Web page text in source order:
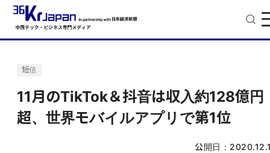
短信
11月のTikTok＆抖音は収入約128億円
超、世界モバイルアプリで第1位
公開日：